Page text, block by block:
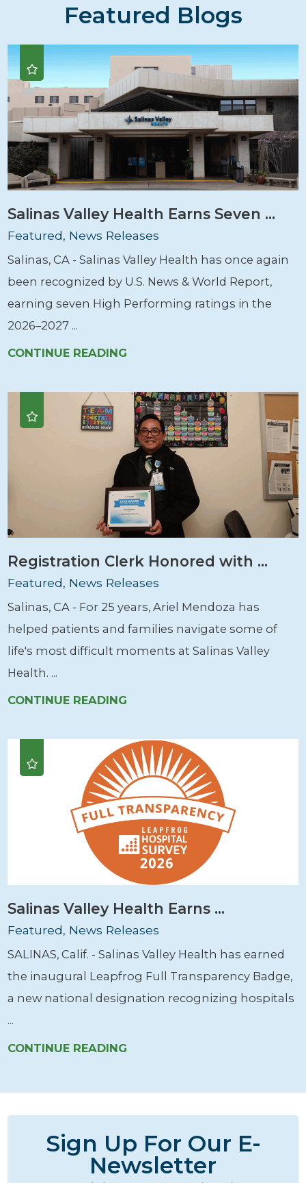
Featured Blogs
Salinas Valley Health Earns Seven ...
Featured, News Releases
Salinas, CA - Salinas Valley Health has once again
been recognized by U.S. News & World Report,
earning seven High Performing ratings in the
2026–2027 ...
CONTINUE READING
Registration Clerk Honored with ...
Featured, News Releases
Salinas, CA - For 25 years, Ariel Mendoza has
helped patients and families navigate some of
life's most difficult moments at Salinas Valley
Health. ...
CONTINUE READING
Salinas Valley Health Earns ...
Featured, News Releases
SALINAS, Calif. - Salinas Valley Health has earned
the inaugural Leapfrog Full Transparency Badge,
a new national designation recognizing hospitals
...
CONTINUE READING
Sign Up For Our E-
Newsletter